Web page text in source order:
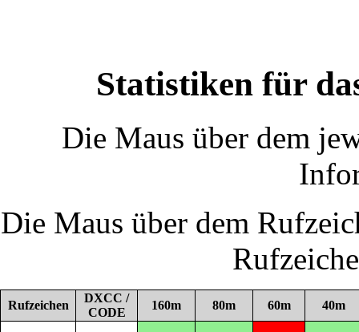
Statistiken für
Die Maus über dem
Die Maus über dem
Rufzeichen
DXCC /
CODE
160m 80m 60m 40m